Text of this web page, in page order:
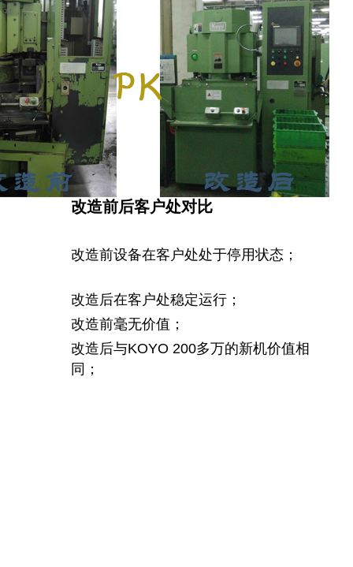
改造前后客户处对比
改造前设备在客户处处于停用状态；
改造后在客户处稳定运行；
改造前毫无价值；
改造后与KOYO 200多万的新机价值相
同；